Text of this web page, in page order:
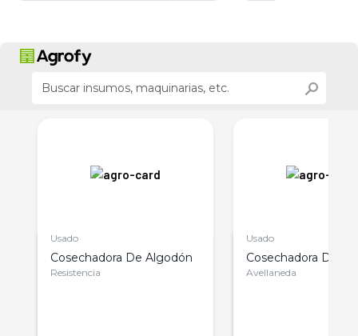
Usado
Cosechadora De Algodón
Resistencia
Usado
Cosechadora De
Avellaneda